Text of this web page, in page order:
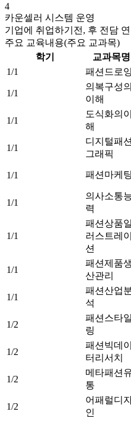
4
카운셀러 시스템 운영
기업에 취업하기전, 후 전담
주요 교육내용(주요 교과목)
학기
교과목명
1/1
패션드로잉
1/1
의복구성의
이해
1/1
도식화의이
해
1/1
디지털패션
그래픽
1/1 패션마케팅
1/1
의사소통
력
1/1
패션상품일
러스트레이
션
1/1
패션제품생
산관리
1/1
패션산업
석
1/2
패션스타일
링
1/2
패션빅데이
터리서치
1/2
메타패션
통
1/2
어패럴디
인